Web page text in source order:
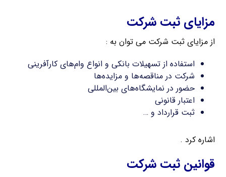
مزایای ثبت شرکت
از مزایای ثبت شرکت می توان به :
استفاده از تسهیلات بانکی و انواع وام‌های کارآفرینی
شرکت در مناقصه‌ها و مزایده‌ها
حضور در نمایشگاه‌های بین‌المللی
اعتبار قانونی
ثبت قرارداد و …
اشاره کرد .
قوانین ثبت شرکت